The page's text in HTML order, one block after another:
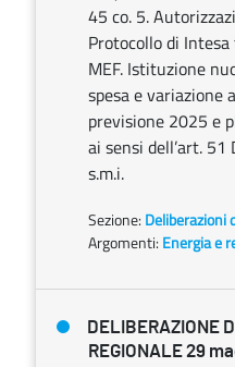
45 co. 5.
Protocollo di
MEF. Istituzione
spesa e variazione
previsione 2025 e
ai sensi dell’art.
s.m.i.
Sezione: Deliberazioni
Argomenti: Energia e
DELIBERAZIONE
REGIONALE 29